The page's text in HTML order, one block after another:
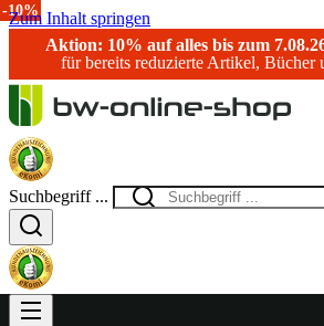
Zum Inhalt springen
Aktion: 10% auf alles bis zum
für bereits reduzierte Artikel, Bücher
Suchbegriff ...
-14%
-33%
-38%
-10%
-10%
-17%
-17%
-10%